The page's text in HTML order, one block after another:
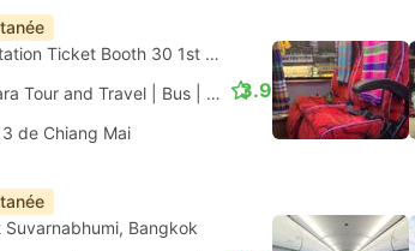
Mochit Bus Station Ticket Booth 30 1st Floor, Bangkok
Tour and Travel Bus Express
de Chiang Mai
3.9
Suvarnabhumi, Bangkok